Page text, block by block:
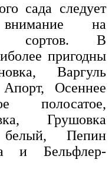
сада следует
на
сортов. В
пригодны
Варгуль
Осеннее
полосатое,
Грушовка
белый, Пепин
и Бельфлер-